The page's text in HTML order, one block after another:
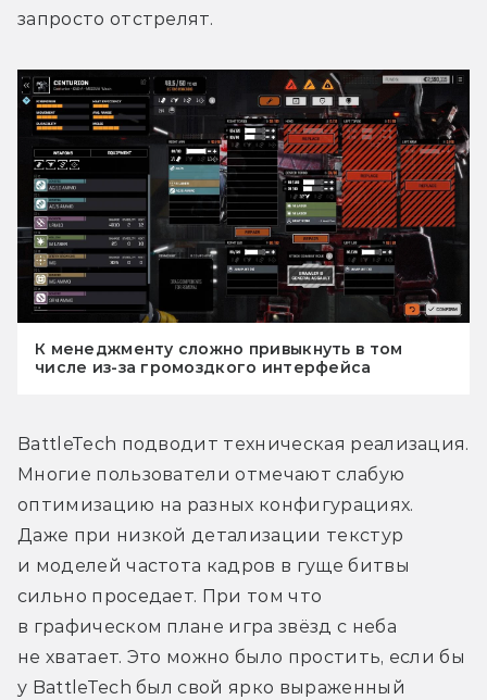
запросто отстрелят.
К менеджменту сложно привыкнуть в том
числе из-за громоздкого интерфейса
BattleTech подводит техническая реализация.
Многие пользователи отмечают слабую
оптимизацию на разных конфигурациях.
Даже при низкой детализации текстур
и моделей частота кадров в гуще битвы
сильно проседает. При том что
в графическом плане игра звёзд с неба
не хватает. Это можно было простить, если бы
у BattleTech был свой ярко выраженный